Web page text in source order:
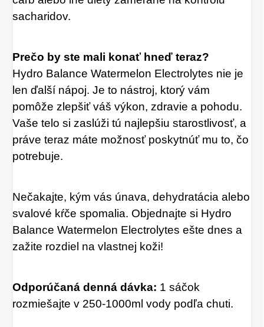
sacharidov.
Prečo by ste mali konať hneď teraz?
Hydro Balance Watermelon Electrolytes nie je
len ďalší nápoj. Je to nástroj, ktorý vám
pomôže zlepšiť váš výkon, zdravie a pohodu.
Vaše telo si zaslúži tú najlepšiu starostlivosť, a
práve teraz máte možnosť poskytnúť mu to, čo
potrebuje.
Nečakajte, kým vás únava, dehydratácia alebo
svalové kŕče spomalia. Objednajte si Hydro
Balance Watermelon Electrolytes ešte dnes a
zažite rozdiel na vlastnej koži!
Odporúčaná denná dávka: 1 sáčok
rozmiešajte v 250-1000ml vody podľa chuti.